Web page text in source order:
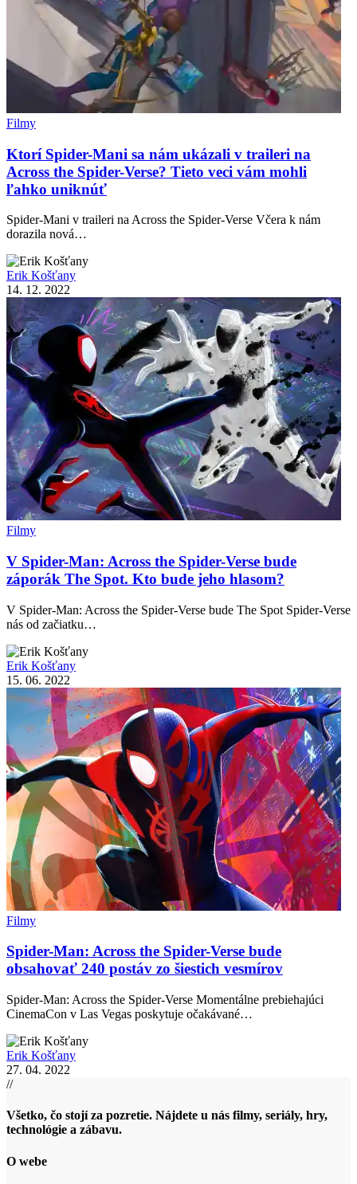
Filmy
Ktorí Spider-Mani sa nám ukázali v traileri na
Across the Spider-Verse? Tieto veci vám mohli
ľahko uniknúť
Spider-Mani v traileri na Across the Spider-Verse Včera k nám
dorazila nová…
Erik Košťany
14. 12. 2022
Filmy
V Spider-Man: Across the Spider-Verse bude
záporák The Spot. Kto bude jeho hlasom?
V Spider-Man: Across the Spider-Verse bude The Spot Spider-Verse
nás od začiatku…
Erik Košťany
15. 06. 2022
Filmy
Spider-Man: Across the Spider-Verse bude
obsahovať 240 postáv zo šiestich vesmírov
Spider-Man: Across the Spider-Verse Momentálne prebiehajúci
CinemaCon v Las Vegas poskytuje očakávané…
Erik Košťany
27. 04. 2022
//
Všetko, čo stojí za pozretie. Nájdete u nás filmy, seriály, hry,
technológie a zábavu.
O webe